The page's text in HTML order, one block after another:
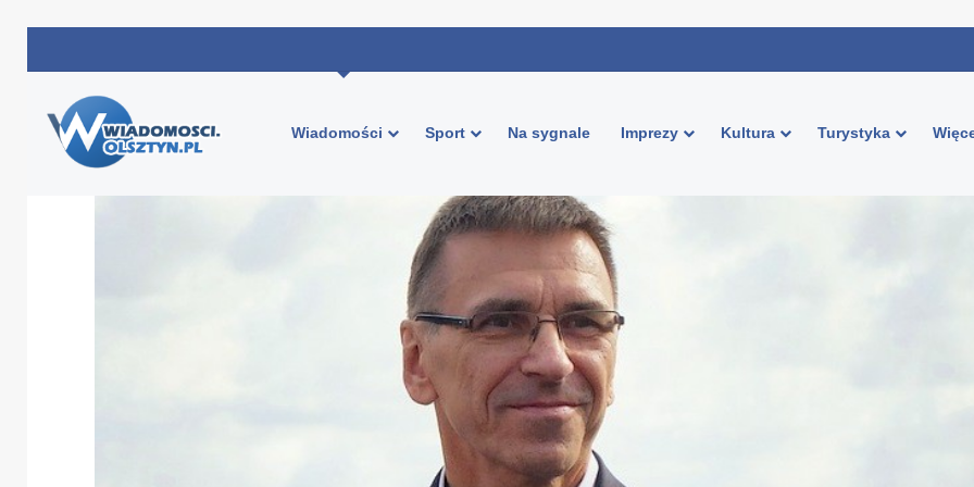
Wiadomości Sport Na sygnale Imprezy Kultura Turystyka